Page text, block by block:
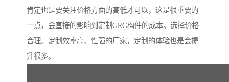
肯定也是要关注价格方面的高低才可以，这是很重要的
一点，会直接的影响到定制GRG构件的成本。选择价格
合理、定制效率高、性强的厂家，定制的体验也是会提
升很多。